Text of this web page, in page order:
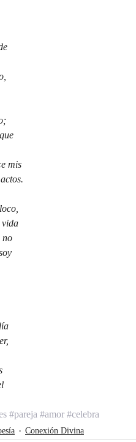
mis
vida
no
#pareja #amor #celebra
Conexión Divina